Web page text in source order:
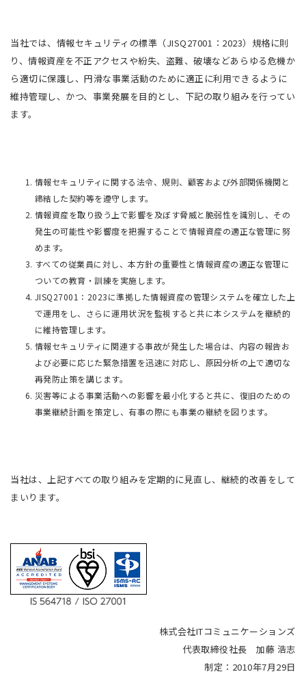
当社では、情報セキュリティの標準（JISQ27001：2023）規格に則
り、情報資産を不正アクセスや紛失、盗難、破壊などあらゆる危機か
ら適切に保護し、円滑な事業活動のために適正に利用できるように
維持管理し、かつ、事業発展を目的とし、下記の取り組みを行ってい
ます。
情報セキュリティに関する法令、規則、顧客および外部関係機関と
締結した契約等を遵守します。
情報資産を取り扱う上で影響を及ぼす脅威と脆弱性を識別し、その
発生の可能性や影響度を把握することで情報資産の適正な管理に努
めます。
すべての従業員に対し、本方針の重要性と情報資産の適正な管理に
ついての教育・訓練を実施します。
JISQ27001：2023に準拠した情報資産の管理システムを確立した上
で運用をし、さらに運用状況を監視すると共に本システムを継続的
に維持管理します。
情報セキュリティに関連する事故が発生した場合は、内容の報告お
よび必要に応じた緊急措置を迅速に対応し、原因分析の上で適切な
再発防止策を講じます。
災害等による事業活動への影響を最小化すると共に、復旧のための
事業継続計画を策定し、有事の際にも事業の継続を図ります。
当社は、上記すべての取り組みを定期的に見直し、継続的改善をして
まいります。
株式会社ITコミュニケーションズ
代表取締役社長 加藤 浩志
制定：2010年7月29日